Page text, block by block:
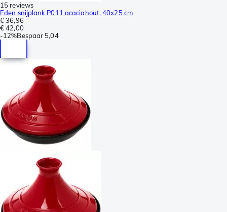
15 reviews
Eden snijplank P011 acaciahout, 40x25 cm
€ 36,96
€ 42,00
-12%Bespaar 5,04